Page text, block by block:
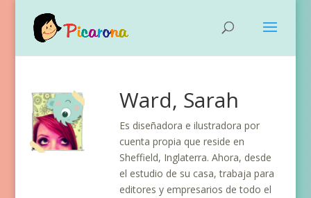
Ward, Sarah
Es diseñadora e ilustradora por
cuenta propia que reside en
Sheffield, Inglaterra. Ahora, desde
el estudio de su casa, trabaja para
editores y empresarios de todo el